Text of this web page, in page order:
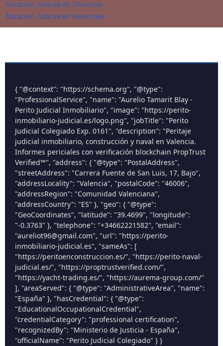
Tasación Judicial en Divorcios
Tasación Judicial en Herencias
{ "@context": "https://schema.org", "@type":
"ProfessionalService", "name": "Aurelio Tamarit Blay -
Perito Judicial Inmobiliario", "image": "https://perito-
inmobiliario-judicial.es/logo.png", "jobTitle": "Perito
Judicial Colegiado Exp. 0161", "description": "Peritaje
judicial inmobiliario, construcción y naval en Valencia.
Informes periciales con verificación blockchain PropTrust
Verified™", "address": { "@type": "PostalAddress",
"streetAddress": "Carrera Fuente de San Luis, 17, Bajo",
"addressLocality": "Valencia", "postalCode": "46006",
"addressRegion": "Comunidad Valenciana",
"addressCountry": "ES" }, "geo": { "@type":
"GeoCoordinates", "latitude": "39.4699", "longitude":
"-0.3763" }, "telephone": "+34662221582", "email":
"aureliot96@gmail.com", "url": "https://perito-
inmobiliario-judicial.es", "sameAs": [
"https://peritoenconstruccion.es/", "https://perito-naval-
judicial.es/", "https://proptrustverified.com/",
"https://yacht-trading.es/", "https://aurema-group.com/"
], "areaServed": { "@type": "AdministrativeArea", "name":
"España" }, "hasCredential": { "@type":
"EducationalOccupationalCredential",
"credentialCategory": "professional certification",
"recognizedBy": "Ministerio de Justicia - España",
"officialName": "Perito Judicial Colegiado" } }